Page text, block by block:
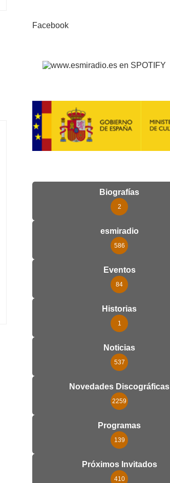
Facebook
Biografías
2
esmiradio
586
Eventos
84
Historias
1
Noticias
537
Novedades Discográficas
2259
Programas
139
Próximos Invitados
410